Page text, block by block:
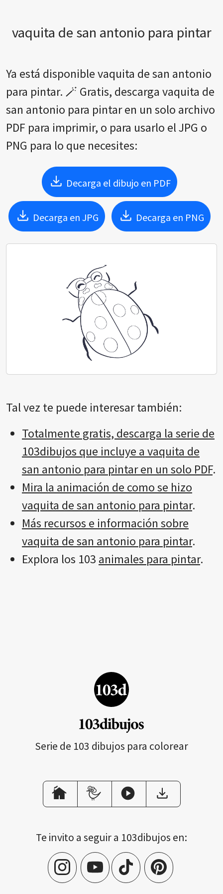
vaquita de san antonio para pintar
Ya está disponible vaquita de san antonio
para pintar. 🪄 Gratis, descarga vaquita de
san antonio para pintar en un solo archivo
PDF para imprimir, o para usarlo el JPG o
PNG para lo que necesites:
Decarga el dibujo en PDF
Decarga en JPG Decarga en PNG
Tal vez te puede interesar también:
Totalmente gratis, descarga la serie de
103dibujos que incluye a vaquita de
san antonio para pintar en un solo PDF.
Mira la animación de como se hizo
vaquita de san antonio para pintar.
Más recursos e información sobre
vaquita de san antonio para pintar.
Explora los 103 animales para pintar.
Serie de 103 dibujos para colorear
Te invito a seguir a 103dibujos en: